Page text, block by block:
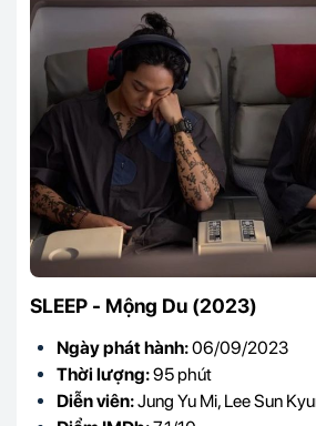
SLEEP - Mộng Du (2023)
Ngày phát hành:06/09/2023
Thời lượng:95 phút
Diễn viên:Jung Yu Mi, Lee Sun